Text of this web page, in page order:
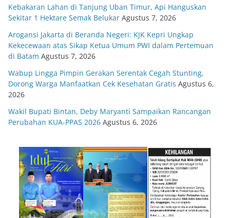
Kebakaran Lahan di Tanjung Uban Timur, Api Hanguskan
Sekitar 1 Hektare Semak Belukar Agustus 7, 2026
Arogansi Jakarta di Beranda Negeri: KJK Kepri Ungkap
Kekecewaan atas Sikap Ketua Umum PWI dalam Pertemuan
di Batam Agustus 7, 2026
Wabup Lingga Pimpin Gerakan Serentak Cegah Stunting,
Dorong Warga Manfaatkan Cek Kesehatan Gratis Agustus 6,
2026
Wakil Bupati Bintan, Deby Maryanti Sampaikan Rancangan
Perubahan KUA-PPAS 2026 Agustus 6, 2026